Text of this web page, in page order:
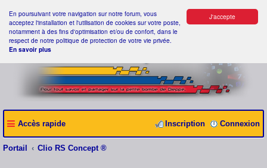
J'accepte
En poursuivant votre navigation sur notre forum, vous
acceptez l'installation et l'utilisation de cookies sur votre poste,
notamment à des fins d'optimisation et/ou de confort, dans le
respect de notre politique de protection de votre vie privée.
En savoir plus
Accès rapide Connexion
Inscription
Portail Clio RS Concept ®